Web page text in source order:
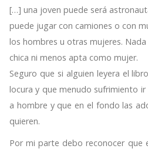
[…] una joven puede será
puede jugar con camiones o con
los hombres u otras mujeres.
chica ni menos apta como mujer.
Seguro que si alguien leyera el
locura y que menudo sufrimiento
a hombre y que en el fondo las
quieren.
Por mi parte debo reconocer que